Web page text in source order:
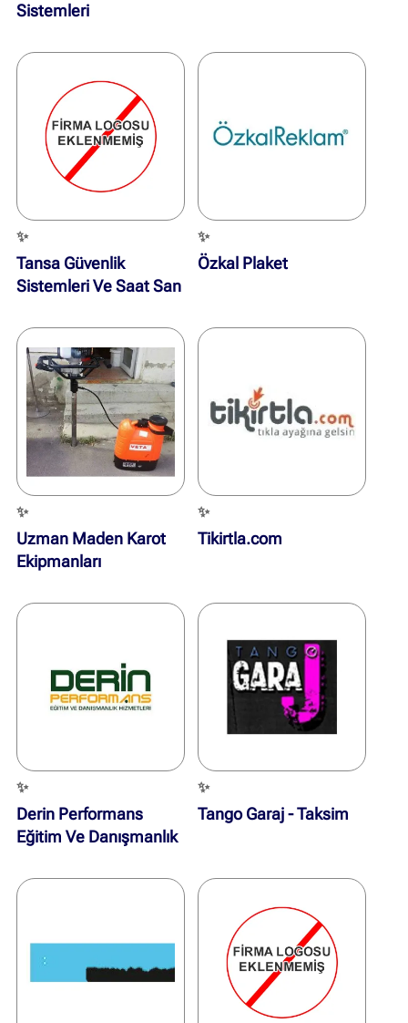
Sistemleri
✨
Tansa Güvenlik
Sistemleri Ve Saat San
✨
Özkal Plaket
✨
Uzman Maden Karot
Ekipmanları
✨
Tikirtla.com
✨
Derin Performans
Eğitim Ve Danışmanlık
✨
Tango Garaj - Taksim